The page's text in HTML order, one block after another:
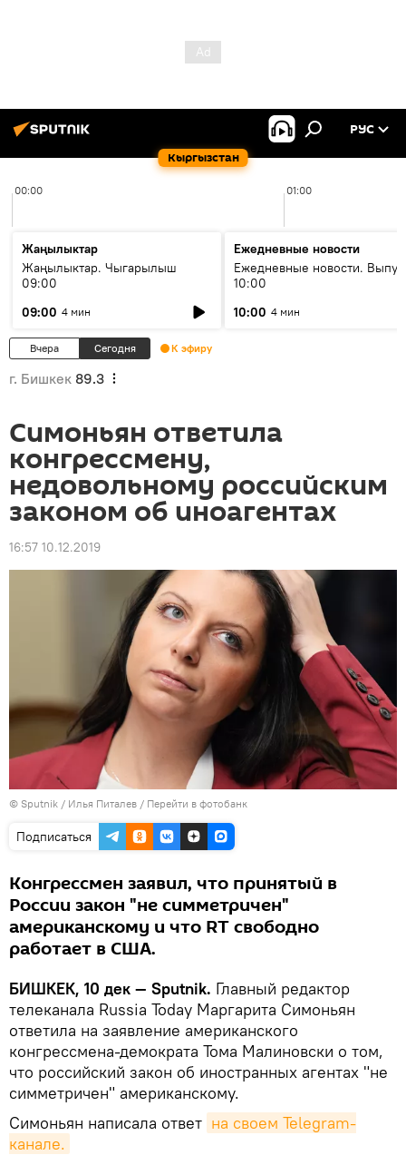
Кыргызстан
РУС
00:00 01:00
Жаңылыктар
Жаңылыктар. Чыгарылыш
09:00
09:00 4 мин
Ежедневные новости
Ежедневные новости.
10:00
10:00 4 мин
Вчера Сегодня К эфиру
г. Бишкек 89.3
Симоньян ответила
конгрессмену,
недовольному российским
законом об иноагентах
16:57 10.12.2019
© Sputnik / Илья Питалев / Перейти в фотобанк
Подписаться
Конгрессмен заявил, что принятый в
России закон "не симметричен"
американскому и что RT свободно
работает в США.
БИШКЕК, 10 дек — Sputnik. Главный редактор
телеканала Russia Today Маргарита Симоньян
ответила на заявление американского
конгрессмена-демократа Тома Малиновски о том,
что российский закон об иностранных агентах "не
симметричен" американскому.
Симоньян написала ответ на своем Telegram-
канале.